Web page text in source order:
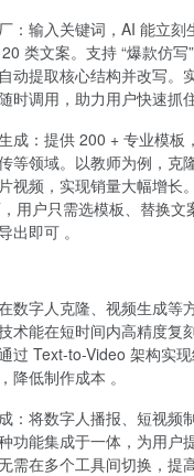
：输入关键词，AI 能立刻
类文案。支持 “爆款仿写
动提取核心结构并改写。
时调用，助力用户快速抓
成 ：提供 200 + 专业模板
等领域。以教师为例，克
视频，实现销量大幅增长
用户只需选模板、替换文
出即可 。
数字人克隆、视频生成等
术能在短时间内高精度复
过 Text-to-Video 架构实
降低制作成本 。
：将数字人播报、短视频
功能集成于一体，为用户
需在多个工具间切换，提